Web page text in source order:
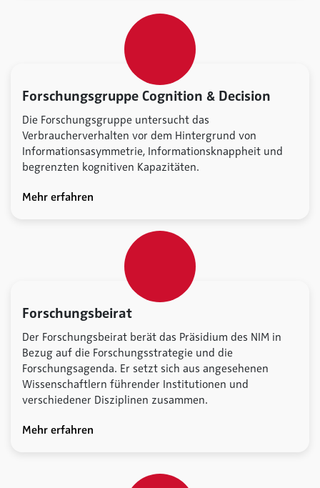
Forschungsgruppe Cognition & Decision
Die Forschungsgruppe untersucht das
Verbraucherverhalten vor dem Hintergrund von
Informationsasymmetrie, Informationsknappheit und
begrenzten kognitiven Kapazitäten.
Mehr erfahren
Forschungsbeirat
Der Forschungsbeirat berät das Präsidium des NIM in
Bezug auf die Forschungsstrategie und die
Forschungsagenda. Er setzt sich aus angesehenen
Wissenschaftlern führender Institutionen und
verschiedener Disziplinen zusammen.
Mehr erfahren